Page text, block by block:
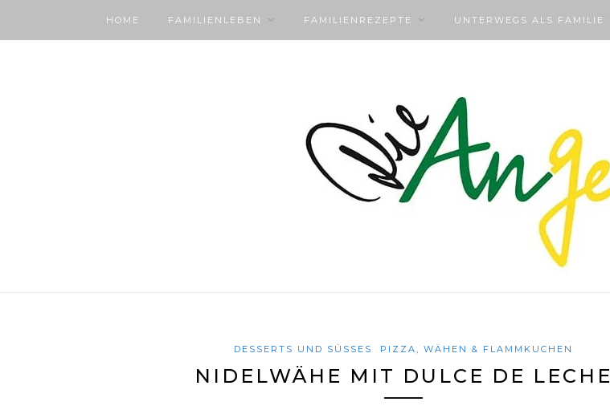
HOME FAMILIENLEBEN FAMILIENREZEPTE UNTERWEGS ALS FAMILIE
DESSERTS UND SÜSSES PIZZA, WÄHEN & FLAMMKUCHEN
NIDELWÄHE MIT DULCE DE LECHE